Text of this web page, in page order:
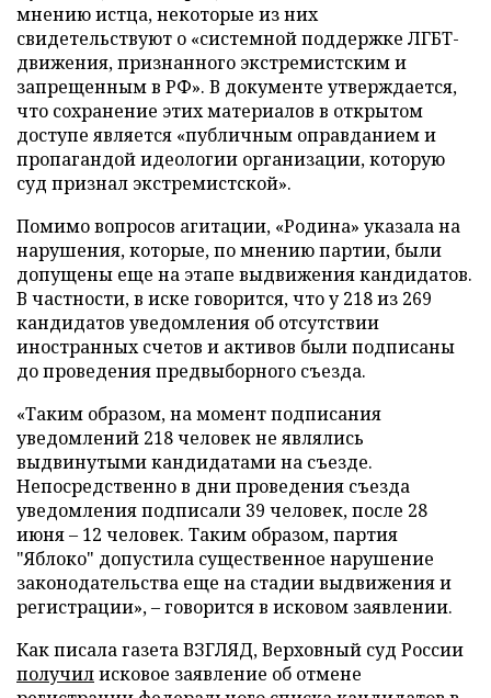
мнению истца, некоторые из них
свидетельствуют о «системной поддержке ЛГБТ-
движения, признанного экстремистским и
запрещенным в РФ». В документе утверждается,
что сохранение этих материалов в открытом
доступе является «публичным оправданием и
пропагандой идеологии организации, которую
суд признал экстремистской».
Помимо вопросов агитации, «Родина» указала на
нарушения, которые, по мнению партии, были
допущены еще на этапе выдвижения кандидатов.
В частности, в иске говорится, что у 218 из 269
кандидатов уведомления об отсутствии
иностранных счетов и активов были подписаны
до проведения предвыборного съезда.
«Таким образом, на момент подписания
уведомлений 218 человек не являлись
выдвинутыми кандидатами на съезде.
Непосредственно в дни проведения съезда
уведомления подписали 39 человек, после 28
июня – 12 человек. Таким образом, партия
"Яблоко" допустила существенное нарушение
законодательства еще на стадии выдвижения и
регистрации», – говорится в исковом заявлении.
Как писала газета ВЗГЛЯД, Верховный суд России
получилисковое заявление об отмене